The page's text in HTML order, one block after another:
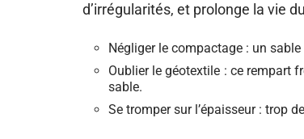
d’irrégularités, et prolonge la vie
Négliger le compactage : un
Oublier le géotextile : ce rempart
sable.
Se tromper sur l’épaisseur : trop